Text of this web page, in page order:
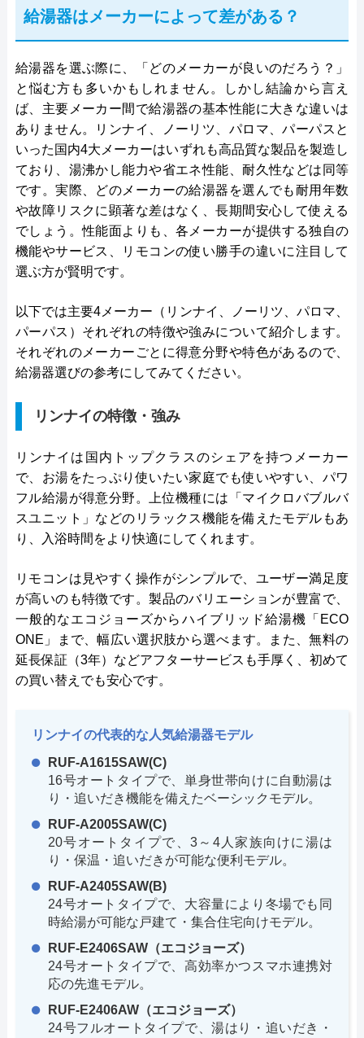
給湯器はメーカーによって差がある？
給湯器を選ぶ際に、「どのメーカーが良いのだろう？」
と悩む方も多いかもしれません。しかし結論から言え
ば、主要メーカー間で給湯器の基本性能に大きな違いは
ありません。リンナイ、ノーリツ、パロマ、パーパスと
いった国内4大メーカーはいずれも高品質な製品を製造し
ており、湯沸かし能力や省エネ性能、耐久性などは同等
です。実際、どのメーカーの給湯器を選んでも耐用年数
や故障リスクに顕著な差はなく、長期間安心して使える
でしょう。性能面よりも、各メーカーが提供する独自の
機能やサービス、リモコンの使い勝手の違いに注目して
選ぶ方が賢明です。
以下では主要4メーカー（リンナイ、ノーリツ、パロマ、
パーパス）それぞれの特徴や強みについて紹介します。
それぞれのメーカーごとに得意分野や特色があるので、
給湯器選びの参考にしてみてください。
リンナイの特徴・強み
リンナイは国内トップクラスのシェアを持つメーカー
で、お湯をたっぷり使いたい家庭でも使いやすい、パワ
フル給湯が得意分野。上位機種には「マイクロバブルバ
スユニット」などのリラックス機能を備えたモデルもあ
り、入浴時間をより快適にしてくれます。
リモコンは見やすく操作がシンプルで、ユーザー満足度
が高いのも特徴です。製品のバリエーションが豊富で、
一般的なエコジョーズからハイブリッド給湯機「ECO
ONE」まで、幅広い選択肢から選べます。また、無料の
延長保証（3年）などアフターサービスも手厚く、初めて
の買い替えでも安心です。
リンナイの代表的な人気給湯器モデル
RUF-A1615SAW(C)
16号オートタイプで、単身世帯向けに自動湯は
り・追いだき機能を備えたベーシックモデル。
RUF-A2005SAW(C)
20号オートタイプで、3～4人家族向けに湯は
り・保温・追いだきが可能な便利モデル。
RUF-A2405SAW(B)
24号オートタイプで、大容量により冬場でも同
時給湯が可能な戸建て・集合住宅向けモデル。
RUF-E2406SAW（エコジョーズ）
24号オートタイプで、高効率かつスマホ連携対
応の先進モデル。
RUF-E2406AW（エコジョーズ）
24号フルオートタイプで、湯はり・追いだき・